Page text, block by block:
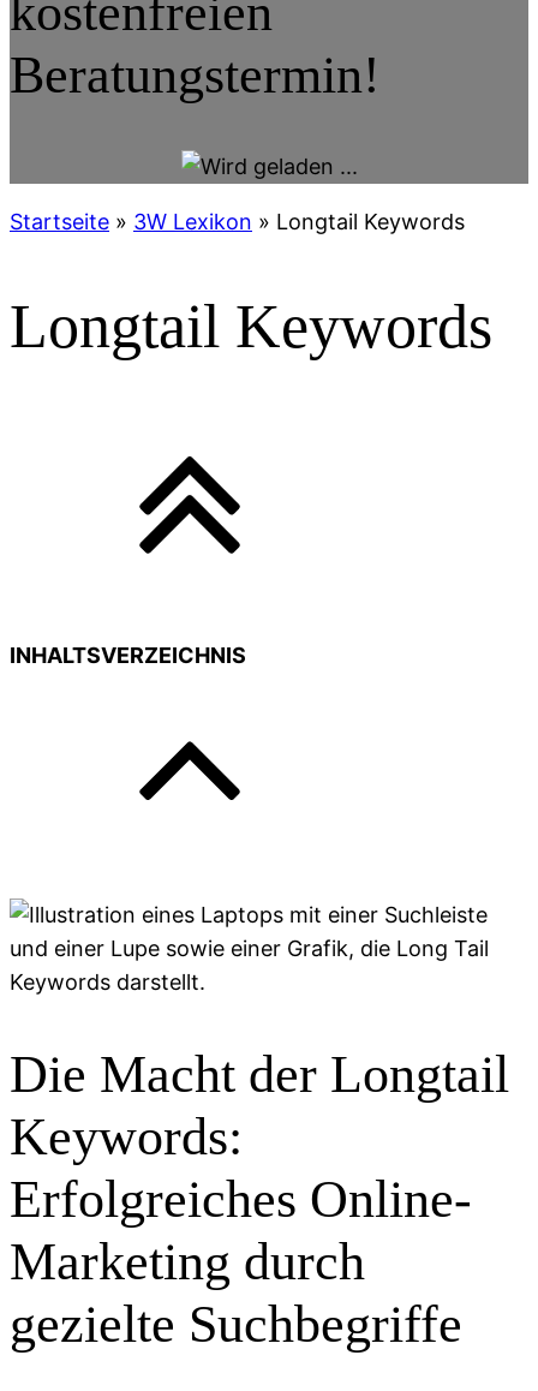
kostenfreien
Beratungstermin!
Startseite » 3W Lexikon » Longtail Keywords
Longtail Keywords
INHALTSVERZEICHNIS
Die Macht der Longtail
Keywords:
Erfolgreiches Online-
Marketing durch
gezielte Suchbegriffe